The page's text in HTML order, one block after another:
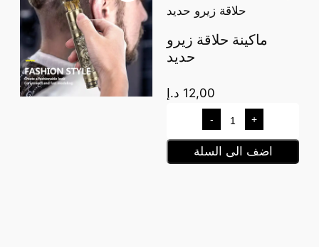
حلاقة زيرو حديد
ماكينة حلاقة زيرو
حديد
12,00 د.إ
- +
اضف الى السلة